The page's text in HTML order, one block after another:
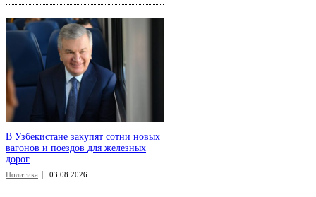
В Узбекистане закупят сотни новых
вагонов и поездов для железных
дорог
Политика 03.08.2026